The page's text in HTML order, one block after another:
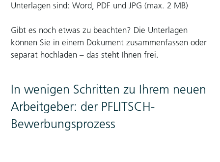
Unterlagen sind: Word, PDF und JPG (max. 2 MB)
Gibt es noch etwas zu beachten? Die Unterlagen
können Sie in einem Dokument zusammenfassen oder
separat hochladen – das steht Ihnen frei.
In wenigen Schritten zu Ihrem neuen
Arbeitgeber: der PFLITSCH-
Bewerbungsprozess